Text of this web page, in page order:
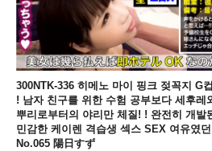
300NTK-336 히메노 마이 핑크 젖꼭지 G
! 남자 친구를 위한 수험 공부보다 세후레
뿌리로부터의 야리만 체질! ! 완전히 개발
민감한 케이렌 격습생 섹스 SEX 여유였
No.065 陽日すず